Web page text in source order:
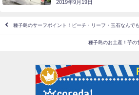
2019年9月19日
種子島のサーフポイント！ビーチ・リーフ・玉石なんで
種子島のお土産！芋の